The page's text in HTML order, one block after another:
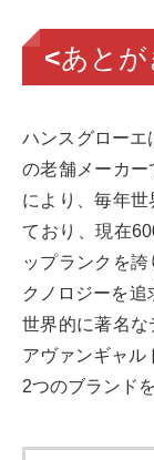
<あとが
ハンスグローエ
の老舗メーカ
により、毎年
ており、現在
ップランクを
クノロジーを追
世界的に著名な
アヴァンギャル
2つのブランド